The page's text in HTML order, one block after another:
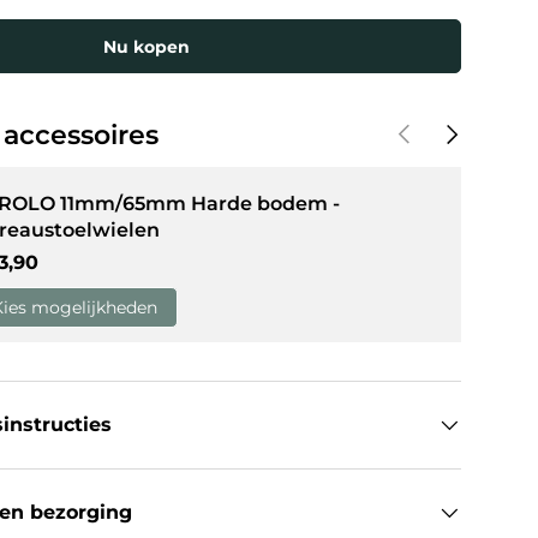
Nu kopen
Vorige Volgende
11mm/65mm Harde bodem -
prijs
mogelijkheden
bezorging